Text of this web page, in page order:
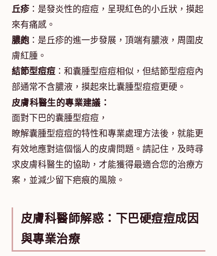
丘疹：是發炎性的痘痘，呈現紅色的小丘狀，摸起
來有痛感。
膿皰 ：是丘疹的進一步發展，頂端有膿液，周圍皮
膚紅腫。
結節型痘痘 ：和囊腫型痘痘相似，但結節型痘痘內
部通常不含膿液，摸起來比囊腫型痘痘更硬。
皮膚科醫生的專業建議：
面對下巴的囊腫型痘痘，
瞭解囊腫型痘痘的特性和專業處理方法後，就能更
有效地應對這個惱人的皮膚問題。請記住，及時尋
求皮膚科醫生的協助，才能獲得最適合您的治療方
案，並減少留下疤痕的風險。
皮膚科醫師解惑：下巴硬痘痘成因
與專業治療